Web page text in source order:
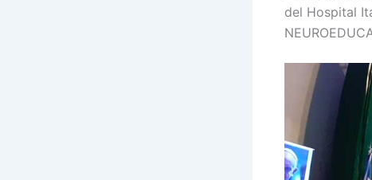
del Hospital